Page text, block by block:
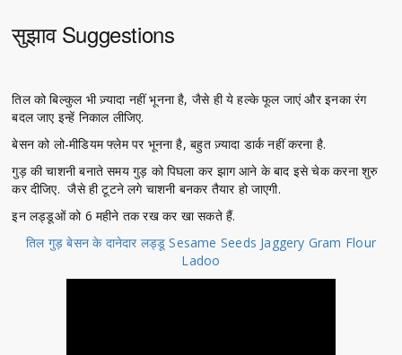
सुझाव Suggestions
तिल को बिल्कुल भी ज़्यादा नहीं भूनना है, जैसे ही ये हल्के फूल जाएं और इनका रंग
बदल जाए इन्हें निकाल लीजिए.
बेसन को लो-मीडियम फ्लेम पर भूनना है, बहुत ज़्यादा डार्क नहीं करना है.
गुड़ की चाशनी बनाते समय गुड़ को पिघला कर झाग आने के बाद इसे चेक करना शुरु
कर दीजिए. जैसे ही टूटने लगे चाशनी बनकर तैयार हो जाएगी.
इन लड्डूओं को 6 महीने तक रख कर खा सकते हैं.
तिल गुड़ बेसन के दानेदार लड्डू Sesame Seeds Jaggery Gram Flour
Ladoo